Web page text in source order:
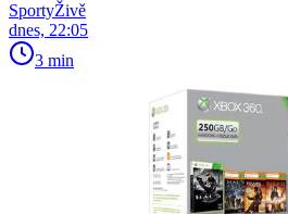
SportyŽivě
dnes, 22:05
3 min